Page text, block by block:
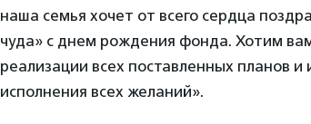
наша семья хочет от всего сердца
чуда» с днем рождения фонда. Хотим
реализации всех поставленных планов
исполнения всех желаний».